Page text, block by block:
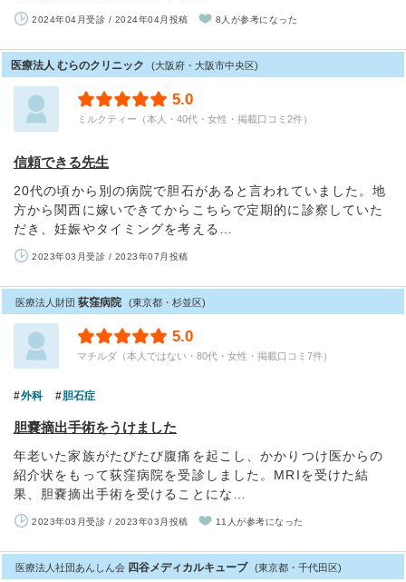
2024年04月受診 / 2024年04月投稿 8人が参考になった
医療法人 むらのクリニック (大阪府・大阪市中央区)
5.0
ミルクティー（本人・40代・女性・掲載口コミ2件）
信頼できる先生
20代の頃から別の病院で胆石があると言われていました。地
方から関西に嫁いできてからこちらで定期的に診察していた
だき、妊娠やタイミングを考える…
2023年03月受診 / 2023年07月投稿
医療法人財団 荻窪病院 (東京都・杉並区)
5.0
マチルダ（本人ではない・80代・女性・掲載口コミ7件）
外科 胆石症
胆嚢摘出手術をうけました
年老いた家族がたびたび腹痛を起こし、かかりつけ医からの
紹介状をもって荻窪病院を受診しました。MRIを受けた結
果、胆嚢摘出手術を受けることにな…
2023年03月受診 / 2023年03月投稿 11人が参考になった
医療法人社団あんしん会 四谷メディカルキューブ (東京都・千代田区)